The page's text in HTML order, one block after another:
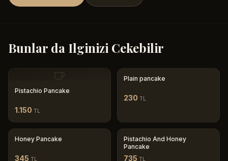
Bunlar da Ilginizi Cekebilir
Pistachio Pancake
1.150 TL
Plain pancake
230 TL
Honey Pancake
345 TL
Pistachio And Honey
Pancake
735 TL